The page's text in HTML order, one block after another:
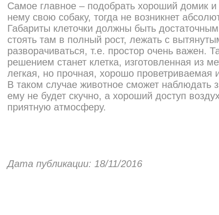
Самое главное – подобрать хороший домик и
нему свою собаку, тогда не возникнет
Габариты клеточки должны быть
стоять там в полный рост, лежать с
разворачиваться, т.е. простор очень важен.
решением станет клетка, изготовленная из
легкая, но прочная, хорошо проветриваемая
В таком случае животное сможет
ему не будет скучно, а хороший доступ
приятную атмосферу.
Дата публикации: 18/11/2016